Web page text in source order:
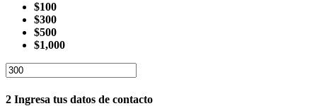
$100
$300
$500
$1,000
2 Ingresa tus datos de contacto